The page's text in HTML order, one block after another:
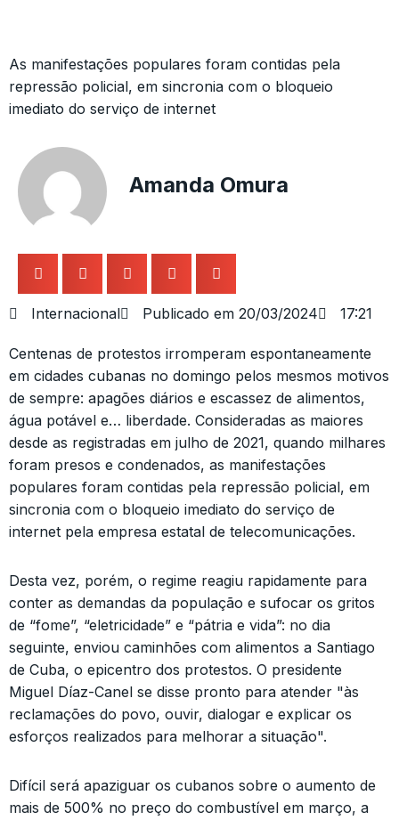
As manifestações populares foram contidas pela
repressão policial, em sincronia com o bloqueio
imediato do serviço de internet
Amanda Omura
Internacional Publicado em 20/03/2024 17:21
Centenas de protestos irromperam espontaneamente
em cidades cubanas no domingo pelos mesmos motivos
de sempre: apagões diários e escassez de alimentos,
água potável e… liberdade. Consideradas as maiores
desde as registradas em julho de 2021, quando milhares
foram presos e condenados, as manifestações
populares foram contidas pela repressão policial, em
sincronia com o bloqueio imediato do serviço de
internet pela empresa estatal de telecomunicações.
Desta vez, porém, o regime reagiu rapidamente para
conter as demandas da população e sufocar os gritos
de “fome”, “eletricidade” e “pátria e vida”: no dia
seguinte, enviou caminhões com alimentos a Santiago
de Cuba, o epicentro dos protestos. O presidente
Miguel Díaz-Canel se disse pronto para atender "às
reclamações do povo, ouvir, dialogar e explicar os
esforços realizados para melhorar a situação".
Difícil será apaziguar os cubanos sobre o aumento de
mais de 500% no preço do combustível em março, a